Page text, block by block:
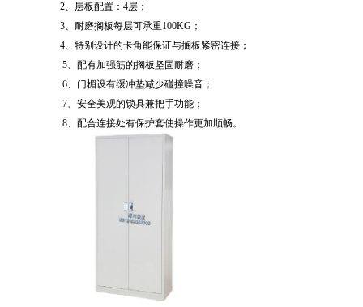
2、层板配置：4层；
3、耐磨搁板每层可承重100KG；
4、特别设计的卡角能保证与搁板紧密连接；
5、配有加强筋的搁板坚固耐磨；
6、门楣设有缓冲垫减少碰撞噪音；
7、安全美观的锁具兼把手功能；
8、配合连接处有保护套使操作更加顺畅。